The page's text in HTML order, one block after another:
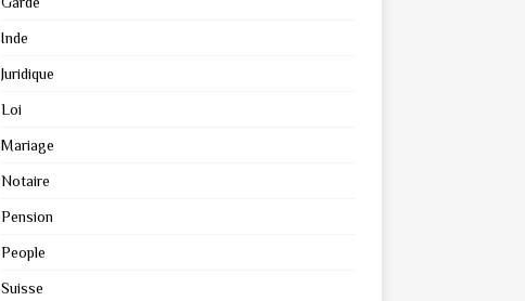
Inde
Juridique
Loi
Mariage
Notaire
Pension
People
Suisse